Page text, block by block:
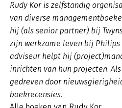
Rudy Kor is zelfstandig
van diverse
hij (als senior partner) bij
zijn werkzame leven bij Philips
adviseur helpt hij
inrichten van hun projecten.
gedreven door
boekrecensies.